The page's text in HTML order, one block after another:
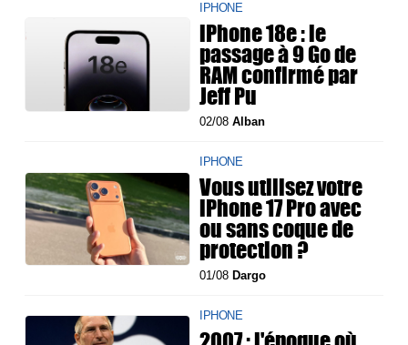
IPHONE
iPhone 18e : le
passage à 9 Go de
RAM confirmé par
Jeff Pu
02/08Alban
IPHONE
Vous utilisez votre
iPhone 17 Pro avec
ou sans coque de
protection ?
01/08 Dargo
IPHONE